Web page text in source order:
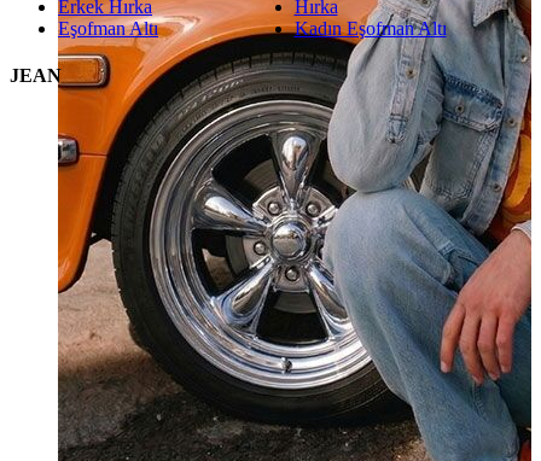
Erkek Hırka
Eşofman Altı
Hırka
Kadın Eşofman Altı
JEAN